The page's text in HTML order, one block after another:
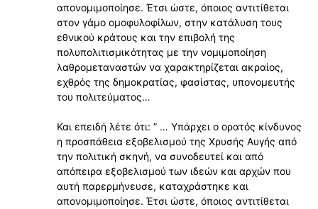
απονομιμοποίησε. Έτσι ώστε, όποιος αντιτίθεται
στον γάμο ομοφυλοφίλων, στην κατάλυση τους
εθνικού κράτους και την επιβολή της
πολυπολιτισμικότητας με την νομιμοποίηση
λαθρομεταναστών να χαρακτηρίζεται ακραίος,
εχθρός της δημοκρατίας, φασίστας, υπονομευτής
του πολιτεύματος…
Και επειδή λέτε ότι: ” … Υπάρχει ο ορατός κίνδυνος
η προσπάθεια εξοβελισμού της Χρυσής Αυγής από
την πολιτική σκηνή, να συνοδευτεί και από
απόπειρα εξοβελισμού των ιδεών και αρχών που
αυτή παρερμήνευσε, καταχράστηκε και
απονομιμοποίησε. Έτσι ώστε, όποιος αντιτίθεται